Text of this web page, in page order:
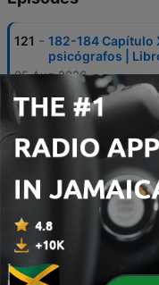
121 - 182-184 Capítulo
psicógrafos |
05 Aug 2026
120 -
178-181 Capítulo
psicógrafos |
29 Jul 2026
119 -
172-174
Libro de los
15 Jul 2026
118 - 166-168 Capítulo
Libro de los